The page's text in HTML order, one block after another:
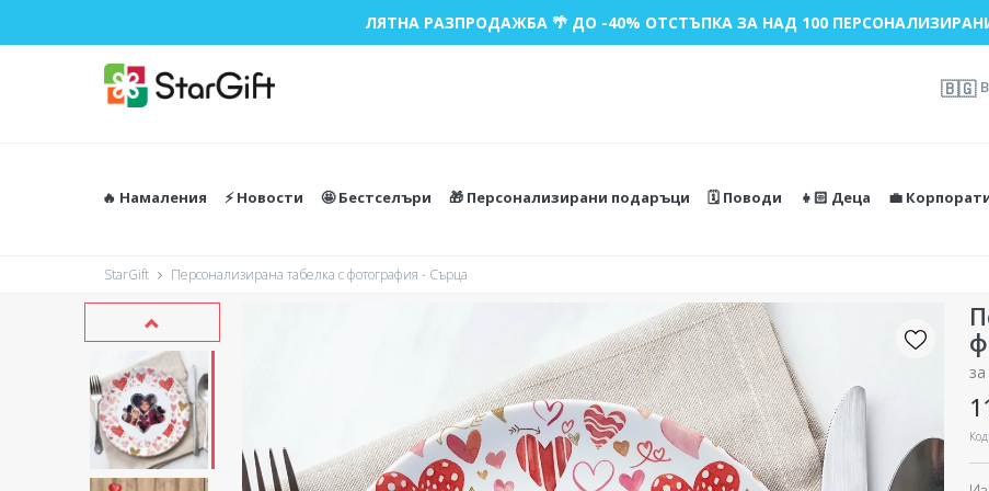
ЛЯТНА РАЗПРОДАЖБА 🌴 ДО -40% ОТСТЪПКА ЗА НАД 100
🇧🇬
🔥 Намаления ⚡️ Новости 🤩 Бестселъри 🎁 Персонализирани подаръци 🗓️ Поводи 👧🏻 Деца 💼
StarGift Персонализирана табелка с фотография - Сърца